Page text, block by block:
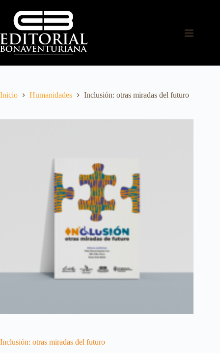
Inicio Humanidades Inclusión: otras miradas del futuro
Inclusión: otras miradas del futuro